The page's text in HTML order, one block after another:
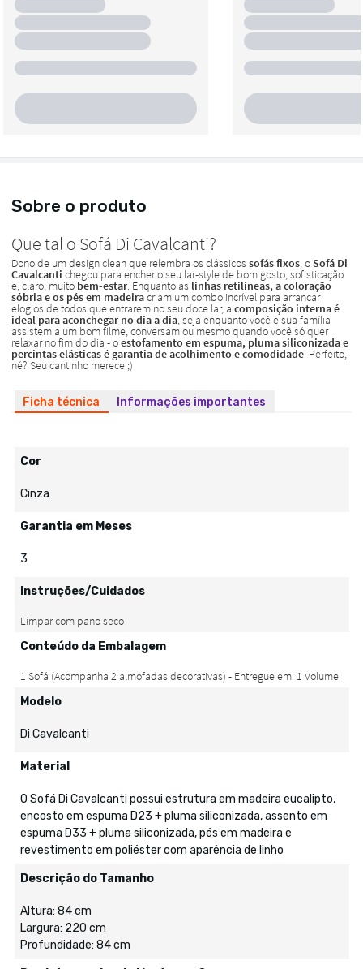
Sobre o produto
Ficha técnica Informações importantes
Cor
Cinza
Garantia em Meses
3
Instruções/Cuidados
Conteúdo da Embalagem
Modelo
Di Cavalcanti
Material
O Sofá Di Cavalcanti possui estrutura em madeira eucalipto,
encosto em espuma D23 + pluma siliconizada, assento em
espuma D33 + pluma siliconizada, pés em madeira e
revestimento em poliéster com aparência de linho
Descrição do Tamanho
Altura: 84 cm
Largura: 220 cm
Profundidade: 84 cm